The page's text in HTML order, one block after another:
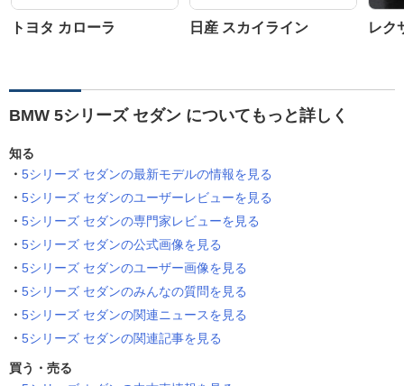
トヨタ カローラ 日産 スカイライン レク
BMW 5シリーズ セダン についてもっと詳しく
知る
5シリーズ セダンの最新モデルの情報を見る
5シリーズ セダンのユーザーレビューを見る
5シリーズ セダンの専門家レビューを見る
5シリーズ セダンの公式画像を見る
5シリーズ セダンのユーザー画像を見る
5シリーズ セダンのみんなの質問を見る
5シリーズ セダンの関連ニュースを見る
5シリーズ セダンの関連記事を見る
買う・売る